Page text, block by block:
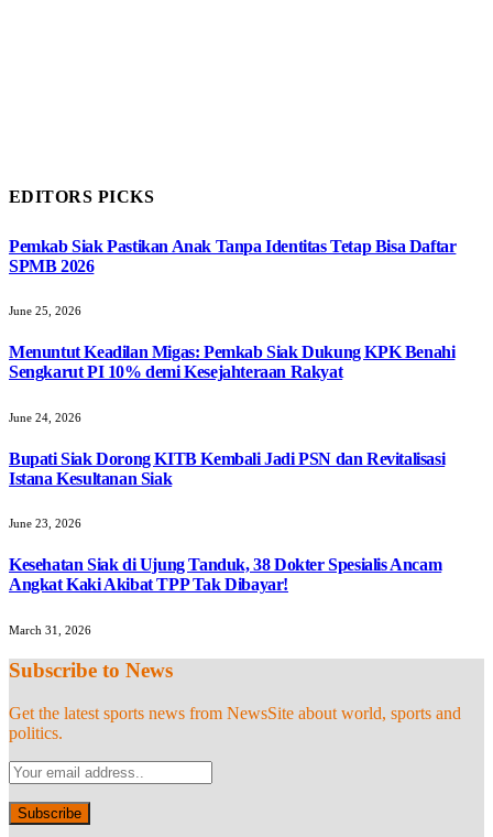
EDITORS PICKS
Pemkab Siak Pastikan Anak Tanpa Identitas Tetap Bisa Daftar
SPMB 2026
June 25, 2026
Menuntut Keadilan Migas: Pemkab Siak Dukung KPK Benahi
Sengkarut PI 10% demi Kesejahteraan Rakyat
June 24, 2026
Bupati Siak Dorong KITB Kembali Jadi PSN dan Revitalisasi
Istana Kesultanan Siak
June 23, 2026
Kesehatan Siak di Ujung Tanduk, 38 Dokter Spesialis Ancam
Angkat Kaki Akibat TPP Tak Dibayar!
March 31, 2026
Subscribe to News
Get the latest sports news from NewsSite about world, sports and
politics.